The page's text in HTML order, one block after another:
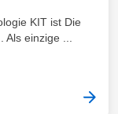
KIT ist Die
einzige ...